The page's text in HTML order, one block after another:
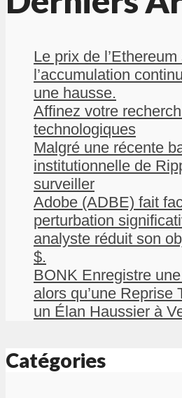
Le prix de
l’accumulation
une hausse.
Affinez votre
technologiques
Malgré une récente
institutionnelle de
surveiller
Adobe (ADBE) fait
perturbation
analyste réduit son
$.
BONK Enregistre
alors qu’une Reprise
un Élan Haussier à
Catégories